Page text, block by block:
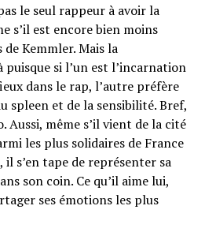
le seul rappeur à avoir la
s’il est encore bien moins
de Kemmler. Mais la
puisque si l’un est l’incarnation
dans le rap, l’autre préfère
spleen et de la sensibilité. Bref,
Aussi, même s’il vient de la cité
les plus solidaires de France
s’en tape de représenter sa
son coin. Ce qu’il aime lui,
ses émotions les plus